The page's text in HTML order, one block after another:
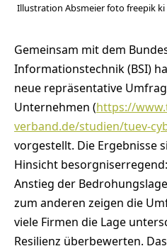
Illustration Absmeier foto freepik ki
Gemeinsam mit dem
Informationstechnik (BSI)
neue repräsentative
Unternehmen (https://
verband.de/studien/tuev-
vorgestellt. Die Ergebnisse
Hinsicht
Anstieg der
zum anderen zeigen die
viele Firmen die Lage
Resilienz überbewerten.